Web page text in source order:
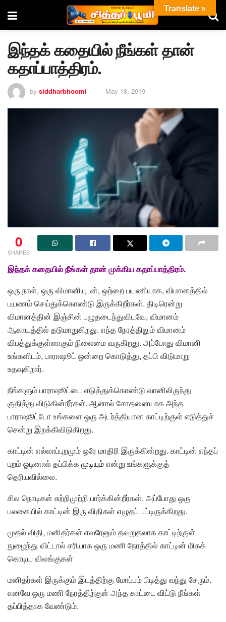
இந்தக் கதையில் நீங்கள் தான்
கதாப்பாத்திரம்.
by siddharbhoomi May 18, 2019
0
SHARES
இந்தக் கதையில் நீங்கள் தான் முக்கிய கதாப்பாத்திரம்.
ஒரு நாள், ஒரு விமானியுடன், ஒற்றை பயணியாக, விமானத்தில்
பயணம் செய்துக்கொண்டு இருக்கிறீர்கள். திடிரென்று
விமானத்தின் இஞ்சின் பழுதடைந்துவிடவே, விமானம்
ஆகாயத்தில் தடுமாறுகிறது. எந்த நேரத்திலும் விமானம்
விபத்துக்குள்ளாகும் நிலைமை வருகிறது. அப்போது விமானி
உங்களிடம், பாராஷூட் ஒன்றை கொடுத்து, தப்பி விடுமாறு
உதவுகிறார்.
நீங்களும் பாராஷூட்டை எடுத்துக்கொண்டு வானிலிருந்து
குதித்து விடுகின்றீர்கள். ஆனால் சோதனையாக அந்த
பாராஷூட்டோ உங்களை ஒரு அடர்த்தியான காட்டிற்குள் எடுத்துச்
சென்று இறக்கிவிடுகிறது.
காட்டின் எல்லாப்புறமும் ஒரே மாதிரி இருக்கின்றது. காட்டின் எந்தப்
புறம் ஓடினால் தப்பிக்கமுடியும்என்று உங்களுக்குத்
தெரியவில்லை.
சில நொடிகள் சுற்றிமுற்றி பார்க்கின்றீர்கள். அப்போது ஒரு
பலகையில் காட்டின் இரு விதிகள் எழுதப் பட்டிருக்கிறது.
முதல் விதி, மனிதர்கள் எவரேனும் தவறுதலாக காட்டிற்குள்
நுழைந்து விட்டால் சரியாக ஒரு மணி நேரத்தில் காட்டின் மிகக்
கொடிய விலங்குகள்
மனிதர்கள் இருக்கும் இடத்திற்கு மோப்பம் பிடித்து வந்து சேரும்.
எனவே ஒரு மணி நேரத்திற்குள் அந்த காட்டை விட்டு நீங்கள்
தப்பித்தாக வேண்டும்.
Translate »